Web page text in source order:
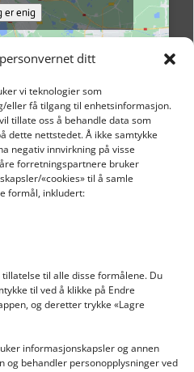
ditt
vi teknologier som
eller få tilgang til enhetsinformasjon.
tillate oss å behandle data som
dette nettstedet. Å ikke samtykke
negativ innvirkning på visse
forretningspartnere bruker
«cookies» til å samle
formål, inkludert:
til alle disse formålene. Du
til ved å klikke på Endre
og deretter trykke «Lagre
informasjonskapsler og annen
og behandler personopplysninger ved
er enig